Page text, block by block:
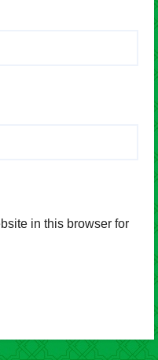
in this browser for